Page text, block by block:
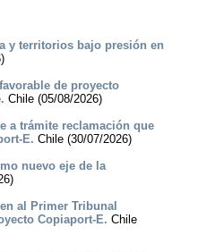
y territorios bajo presión en
de proyecto
Chile (05/08/2026)
a trámite reclamación que
E. Chile (30/07/2026)
nuevo eje de la
al Primer Tribunal
Copiaport-E. Chile